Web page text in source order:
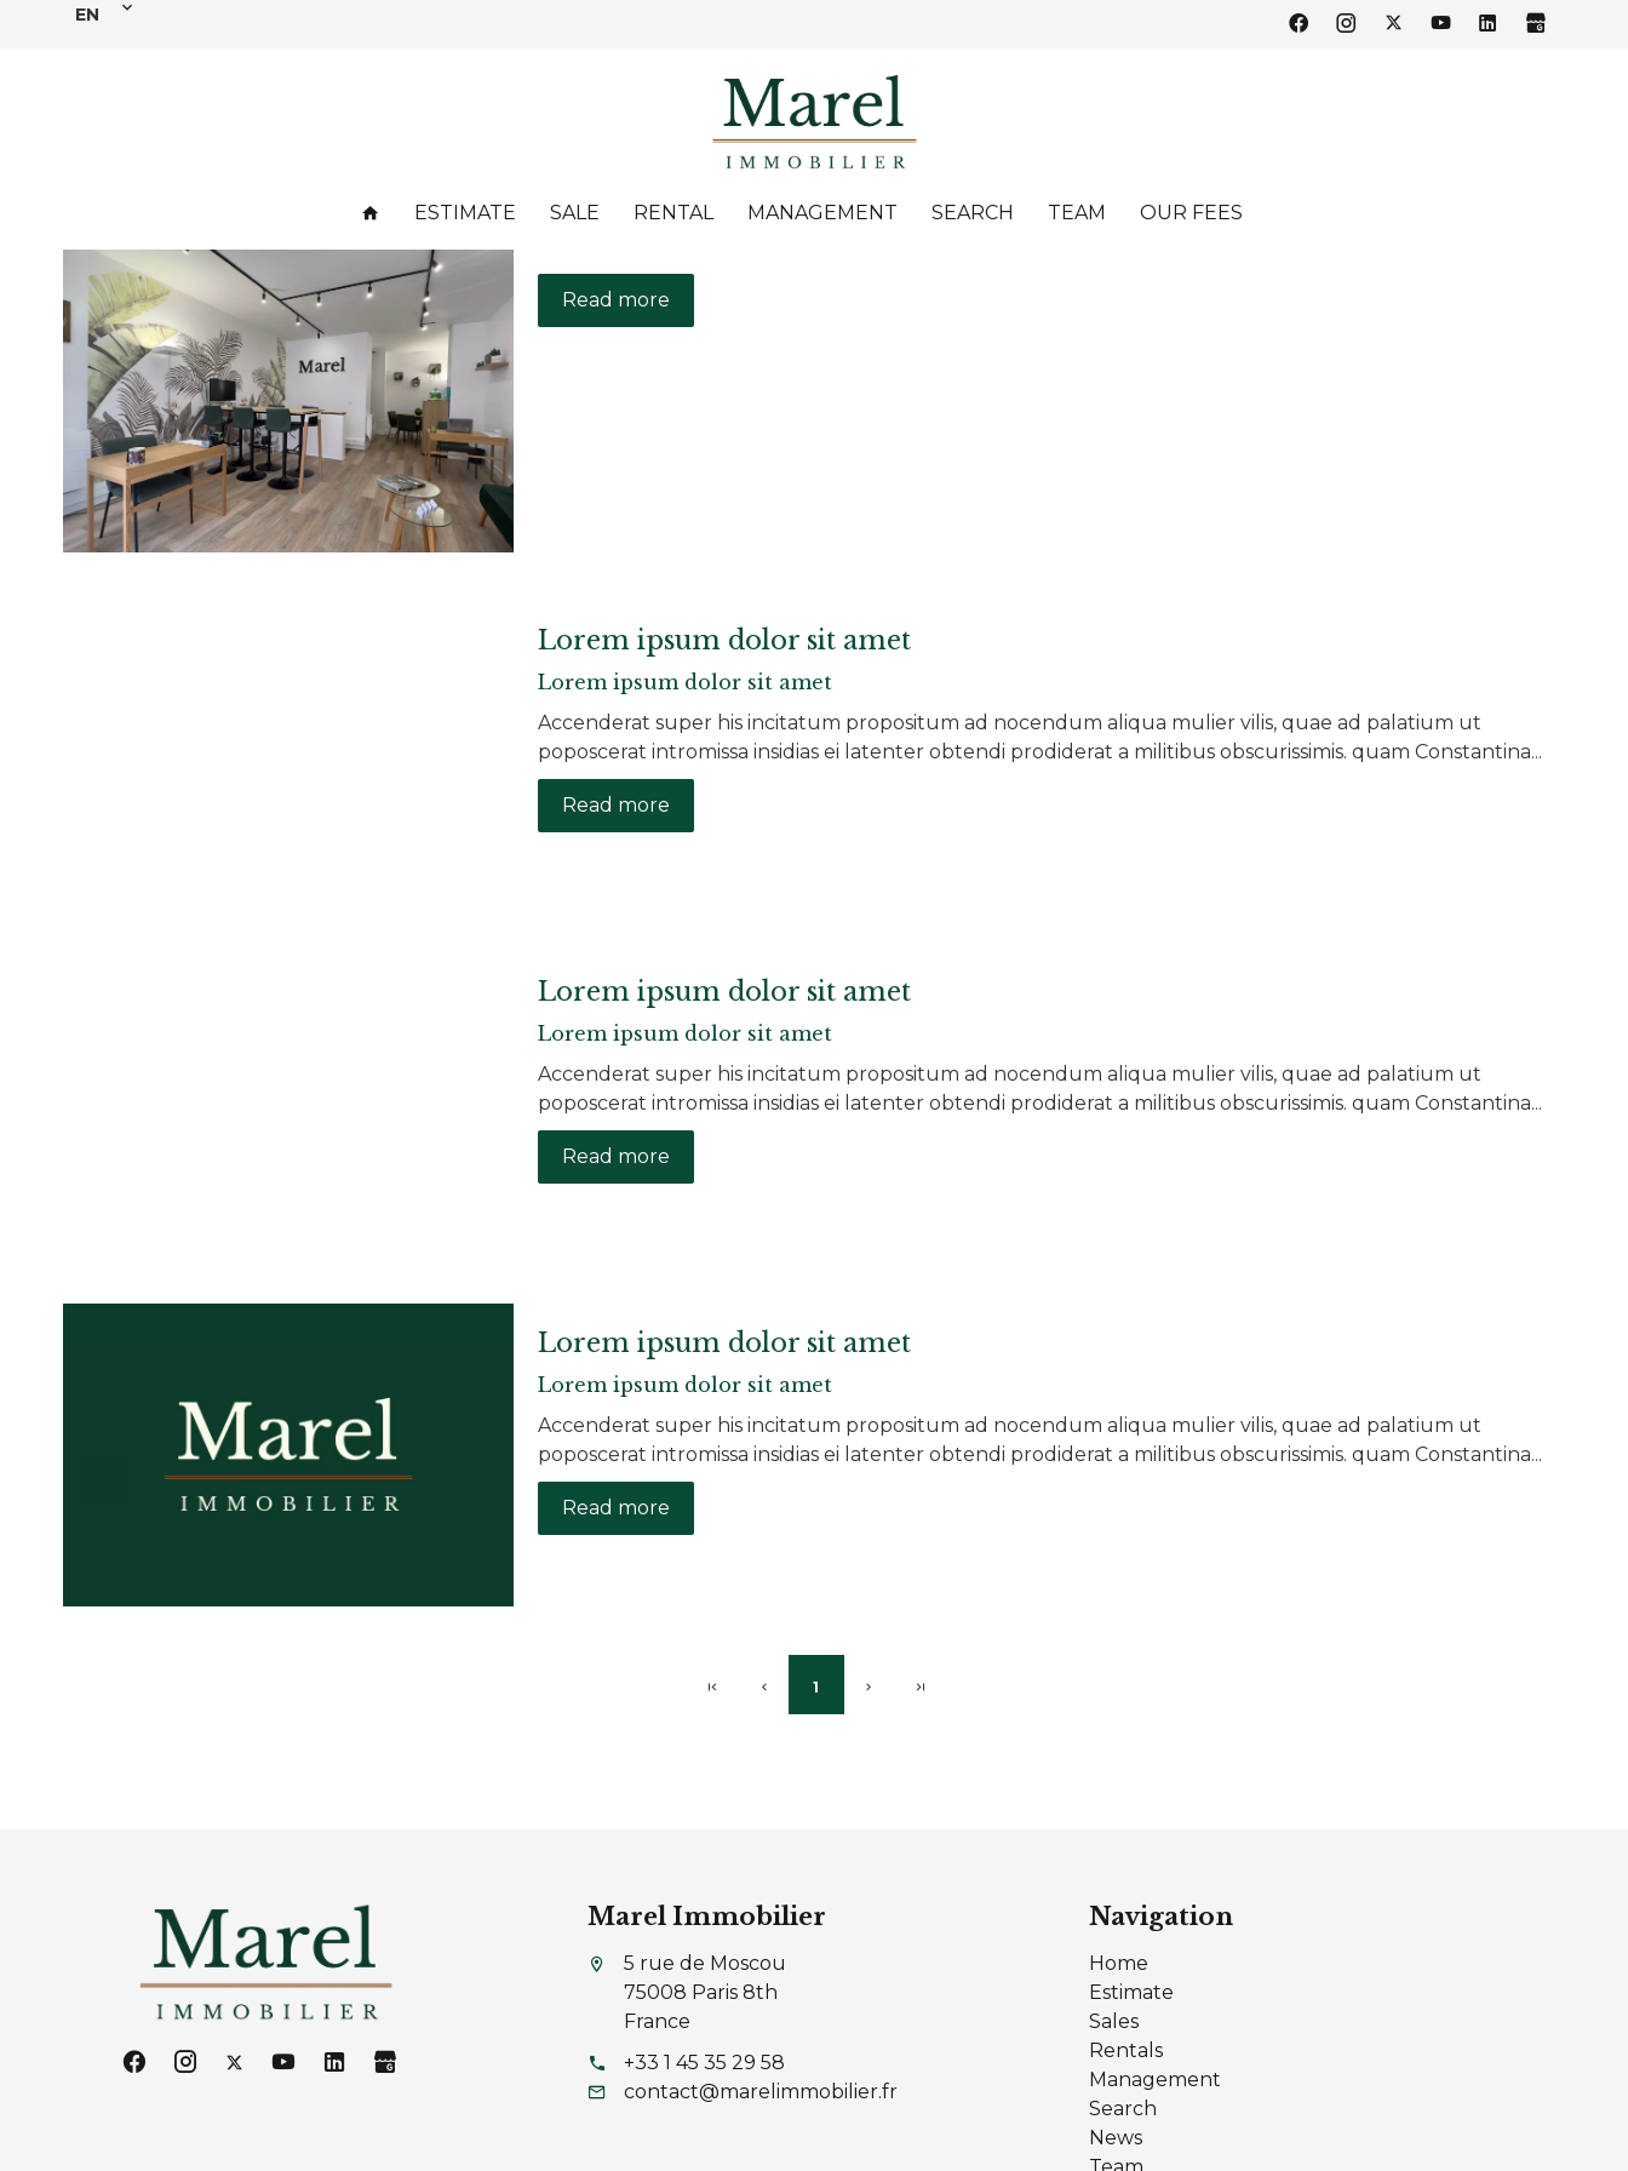
EN
ESTIMATE SALE RENTAL MANAGEMENT SEARCH TEAM OUR FEES
Read more
Lorem ipsum dolor sit amet
Lorem ipsum dolor sit amet
Accenderat super his incitatum propositum ad nocendum aliqua mulier vilis, quae ad palatium ut
poposcerat intromissa insidias ei latenter obtendi prodiderat a militibus obscurissimis. quam Constantina...
Read more
Lorem ipsum dolor sit amet
Lorem ipsum dolor sit amet
Accenderat super his incitatum propositum ad nocendum aliqua mulier vilis, quae ad palatium ut
poposcerat intromissa insidias ei latenter obtendi prodiderat a militibus obscurissimis. quam Constantina...
Read more
Lorem ipsum dolor sit amet
Lorem ipsum dolor sit amet
Accenderat super his incitatum propositum ad nocendum aliqua mulier vilis, quae ad palatium ut
poposcerat intromissa insidias ei latenter obtendi prodiderat a militibus obscurissimis. quam Constantina...
Read more
1
Marel Immobilier
5 rue de Moscou
75008 Paris 8th
France
+33 1 45 35 29 58
contact@marelimmobilier.fr
Navigation
Home
Estimate
Sales
Rentals
Management
Search
News